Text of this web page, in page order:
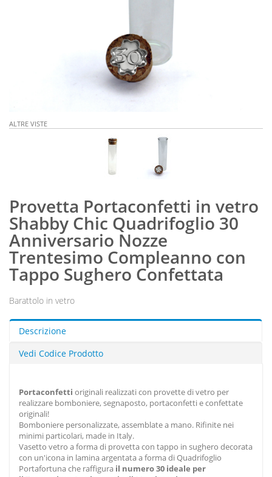
ALTRE VISTE
Provetta Portaconfetti in vetro
Shabby Chic Quadrifoglio 30
Anniversario Nozze
Trentesimo Compleanno con
Tappo Sughero Confettata
Barattolo in vetro
Descrizione
Vedi Codice Prodotto
Portaconfetti originali realizzati con provette di vetro per
realizzare bomboniere, segnaposto, portaconfetti e confettate
originali!
Bomboniere personalizzate, assemblate a mano. Rifinite nei
minimi particolari, made in Italy.
Vasetto vetro a forma di provetta con tappo in sughero decorata
con un'icona in lamina argentata a forma di Quadrifoglio
Portafortuna che raffigura il numero30 ideale per